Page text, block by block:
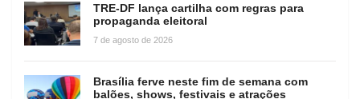
TRE-DF lança cartilha com regras para
propaganda eleitoral
7 de agosto de 2026
Brasília ferve neste fim de semana com
balões, shows, festivais e atrações